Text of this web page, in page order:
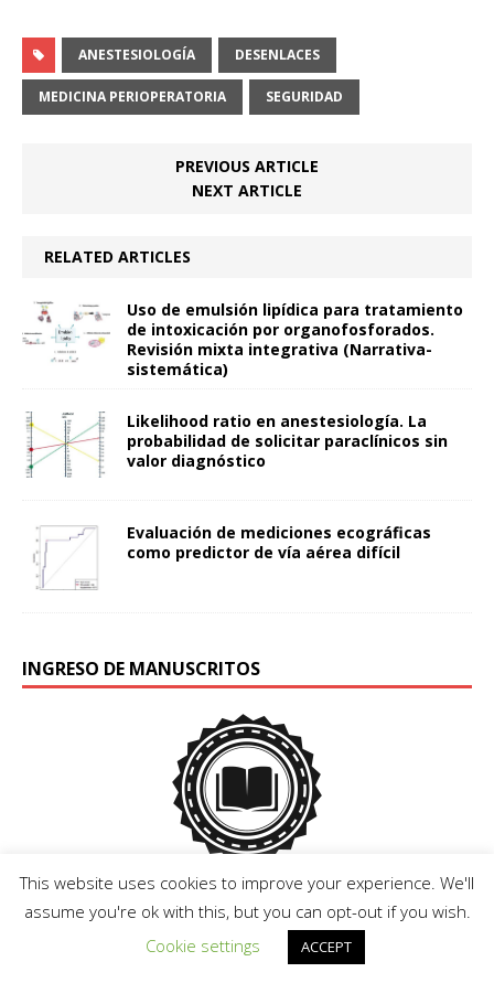
ANESTESIOLOGÍA DESENLACES
MEDICINA PERIOPERATORIA SEGURIDAD
PREVIOUS ARTICLE
NEXT ARTICLE
RELATED ARTICLES
Uso de emulsión lipídica para tratamiento
de intoxicación por organofosforados.
Revisión mixta integrativa (Narrativa-
sistemática)
Likelihood ratio en anestesiología. La
probabilidad de solicitar paraclínicos sin
valor diagnóstico
Evaluación de mediciones ecográficas
como predictor de vía aérea difícil
INGRESO DE MANUSCRITOS
This website uses cookies to improve your experience. We'll
assume you're ok with this, but you can opt-out if you wish.
Cookie settings
ACCEPT